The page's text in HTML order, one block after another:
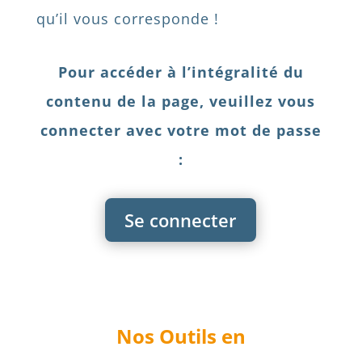
qu’il vous corresponde !
Pour accéder à l’intégralité du
contenu de la page, veuillez vous
connecter avec votre mot de passe
:
Se connecter
Nos Outils en